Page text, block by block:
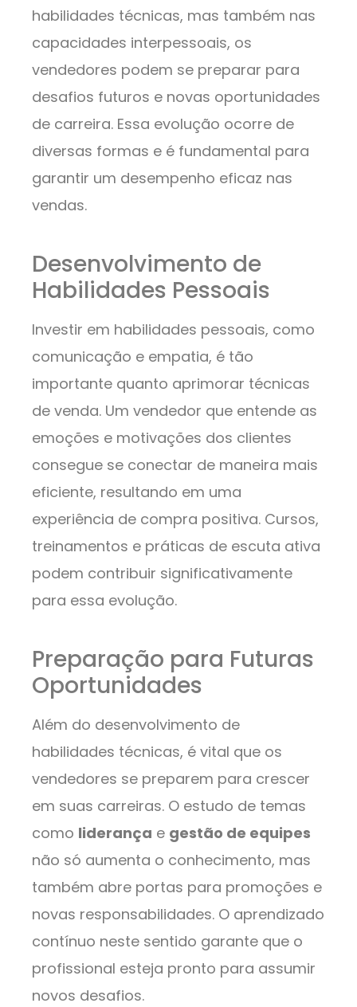
habilidades técnicas, mas também nas
capacidades interpessoais, os
vendedores podem se preparar para
desafios futuros e novas oportunidades
de carreira. Essa evolução ocorre de
diversas formas e é fundamental para
garantir um desempenho eficaz nas
vendas.
Desenvolvimento de
Habilidades Pessoais
Investir em habilidades pessoais, como
comunicação e empatia, é tão
importante quanto aprimorar técnicas
de venda. Um vendedor que entende as
emoções e motivações dos clientes
consegue se conectar de maneira mais
eficiente, resultando em uma
experiência de compra positiva. Cursos,
treinamentos e práticas de escuta ativa
podem contribuir significativamente
para essa evolução.
Preparação para Futuras
Oportunidades
Além do desenvolvimento de
habilidades técnicas, é vital que os
vendedores se preparem para crescer
em suas carreiras. O estudo de temas
como liderança e gestão de equipes
não só aumenta o conhecimento, mas
também abre portas para promoções e
novas responsabilidades. O aprendizado
contínuo neste sentido garante que o
profissional esteja pronto para assumir
novos desafios.